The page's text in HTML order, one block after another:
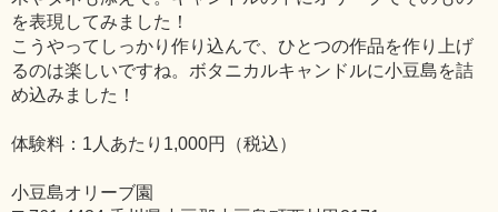
を表現してみました！
こうやってしっかり作り込んで、ひとつの作品を作り上げ
るのは楽しいですね。ボタニカルキャンドルに小豆島を詰
め込みました！
体験料：1人あたり1,000円（税込）
小豆島オリーブ園